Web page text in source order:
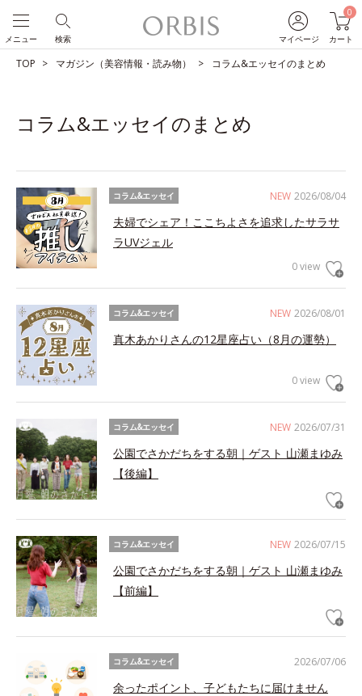
マイページ
0
カート
検索
メニュー
TOP マガジン（美容情報・読み物） コラム&エッセイのまとめ
コラム&エッセイのまとめ
NEW 2026/08/04
コラム&エッセイ
夫婦でシェア！ここちよさを追求したサラサ
ラUVジェル
0 view
NEW 2026/08/01
コラム&エッセイ
真木あかりさんの12星座占い（8月の運勢）
0 view
NEW 2026/07/31
コラム&エッセイ
公園でさかだちをする朝｜ゲスト 山瀬まゆみ
【後編】
NEW 2026/07/15
コラム&エッセイ
公園でさかだちをする朝｜ゲスト 山瀬まゆみ
【前編】
2026/07/06
コラム&エッセイ
余ったポイント、子どもたちに届けません